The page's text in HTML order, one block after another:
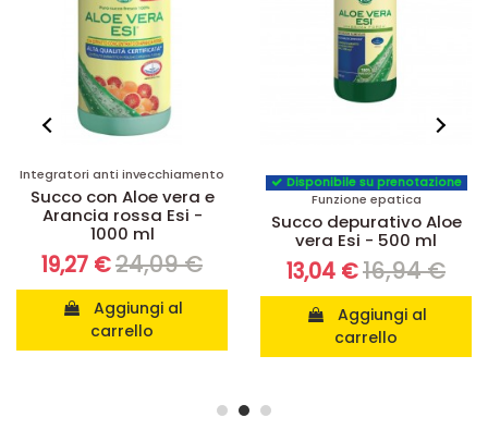
Disponibile su prenotazione
Funzione epatica
Succo depurativo Aloe
vera Esi - 500 ml
13,04 € 16,94 €
carrello
Disponibile su prenotazione
Funzione gastrointestinale
Succo Colon cleanse
con Aloe vera Esi - 500
ml
13,86 €15,40 €
Vedi